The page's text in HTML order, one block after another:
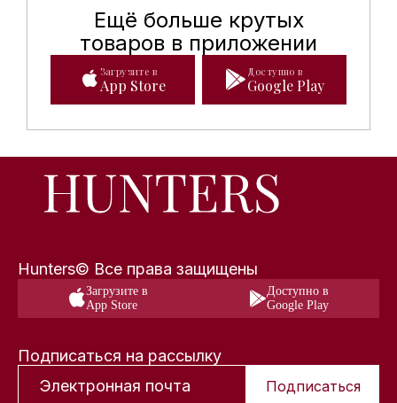
Ещё больше крутых
товаров в приложении
Мобильное приложение
Загрузите в
App Store
Доступно в
Google Play
Hunters© Все права защищены
Загрузите в
App Store
Доступно в
Google Play
Подписаться на рассылку
Подписаться